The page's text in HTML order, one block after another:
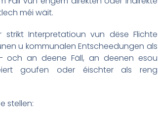
méi wäit.
Interpretatioun vun dëse Flichte
u kommunalen Entscheedungen als
och an deene Fäll, an deenen esou
goufen oder éischter als reng
stellen: